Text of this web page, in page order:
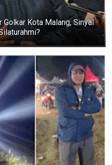
Golkar Kota Malang, Sinyal